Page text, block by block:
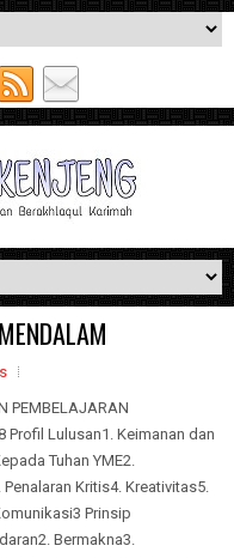
PEMBELAJARAN
Profil Lulusan1. Keimanan dan
Tuhan YME2.
Kritis4. Kreativitas5.
Prinsip
Bermakna3.